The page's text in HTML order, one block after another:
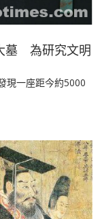
墓 為研究文明
現一座距今約5000